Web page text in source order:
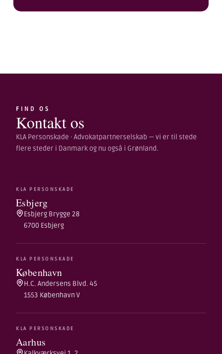
FIND OS
Kontakt os
KLA Personskade · Advokatpartnerselskab — vi er til stede
flere steder i Danmark og nu også i Grønland.
KLA PERSONSKADE
Esbjerg
Esbjerg Brygge 28
6700 Esbjerg
KLA PERSONSKADE
København
H.C. Andersens Blvd. 45
1553 København V
KLA PERSONSKADE
Aarhus